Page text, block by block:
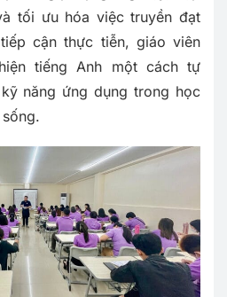
tối ưu hóa việc truyền đạt
cận thực tiễn, giáo viên
tiếng Anh một cách tự
năng ứng dụng trong học